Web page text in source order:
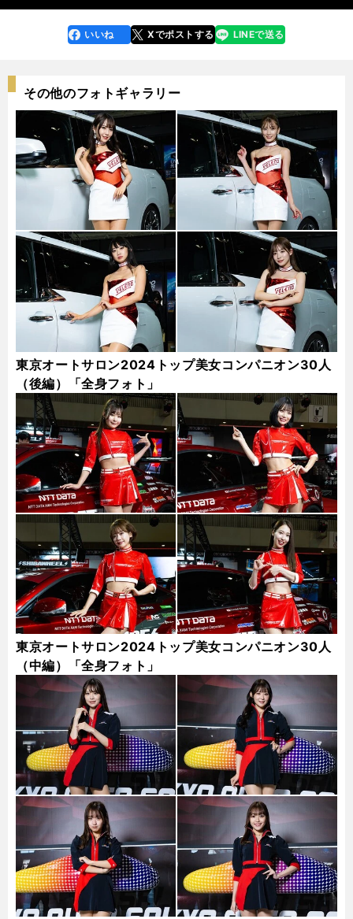
faceboo
k
いいね Xでポストする
line LINEで送る
その他のフォトギャラリー
東京オートサロン2024トップ美女コンパニオン30人
（後編）「全身フォト」
東京オートサロン2024トップ美女コンパニオン30人
（中編）「全身フォト」